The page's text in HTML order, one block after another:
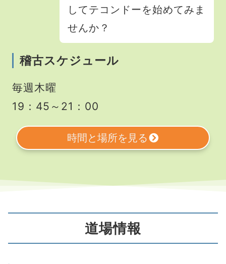
してテコンドーを始めてみま
せんか？
稽古スケジュール
毎週木曜
19：45～21：00
時間と場所を見る
道場情報